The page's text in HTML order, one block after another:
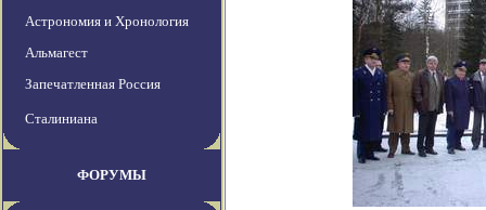
Астрономия и Хронология
Альмагест
Запечатленная Россия
Сталиниана
ФОРУМЫ